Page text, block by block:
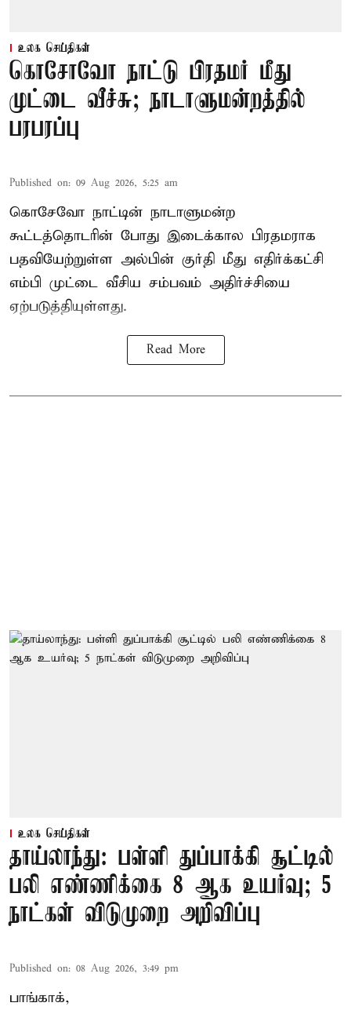
உலக செய்திகள்
கொசோவோ நாட்டு பிரதமர் மீது
முட்டை வீச்சு; நாடாளுமன்றத்தில்
பரபரப்பு
Published on: 09 Aug 2026, 5:25 am
கொசேவோ நாட்டின் நாடாளுமன்ற
கூட்டத்தொடரின் போது இடைக்கால பிரதமராக
பதவியேற்றுள்ள அல்பின் குர்தி மீது எதிர்க்கட்சி
எம்பி முட்டை வீசிய சம்பவம் அதிர்ச்சியை
ஏற்படுத்தியுள்ளது.
Read More
உலக செய்திகள்
தாய்லாந்து: பள்ளி துப்பாக்கி சூட்டில்
பலி எண்ணிக்கை 8 ஆக உயர்வு; 5
நாட்கள் விடுமுறை அறிவிப்பு
Published on: 08 Aug 2026, 3:49 pm
பாங்காக்,